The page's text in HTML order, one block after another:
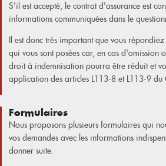
S'il est accepté, le contrat d'assurance est
informations communiquées dans le
Il est donc très important que vous
qui vous sont posées car, en cas d'omission
droit à indemnisation pourra être réduit et
application des articles L113-8 et L113-9 du
Formulaires
Nous proposons plusieurs formulaires qui
vos demandes avec les informations
donner suite.